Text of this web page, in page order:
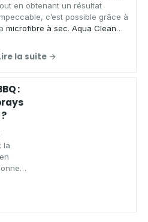
en obtenant un résultat
c’est possible grâce à
microfibre à sec. Aqua Clean
déchet, vous présente ses
microfibres de qualité
nettoyer
surfaces
la suite
:
: la